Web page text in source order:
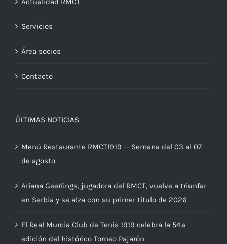
Servicios
Área socios
Contacto
ÚLTIMAS NOTICIAS
Menú Restaurante RMCT1919 — Semana del 03 al 07
de agosto
Ariana Geerlings, jugadora del RMCT, vuelve a triunfar
en Serbia y se alza con su primer título de 2026
El Real Murcia Club de Tenis 1919 celebra la 54.ª
edición del histórico Torneo Pajarón